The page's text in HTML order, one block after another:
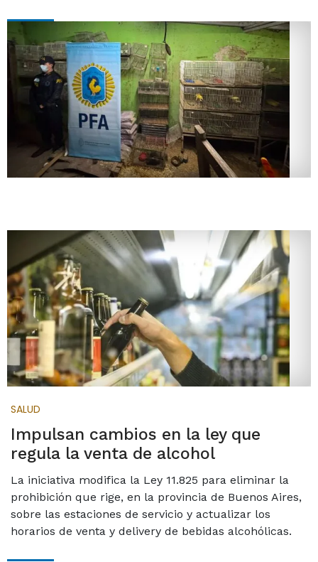
SALUD
Impulsan cambios en la ley que
regula la venta de alcohol
La iniciativa modifica la Ley 11.825 para eliminar la
prohibición que rige, en la provincia de Buenos Aires,
sobre las estaciones de servicio y actualizar los
horarios de venta y delivery de bebidas alcohólicas.